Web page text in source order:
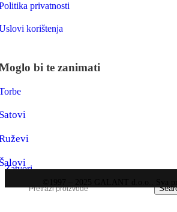
privatnosti
korištenja
bi te zanimati
Zatvori